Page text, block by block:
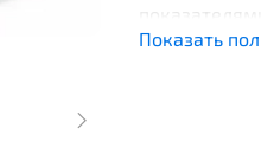
Показать